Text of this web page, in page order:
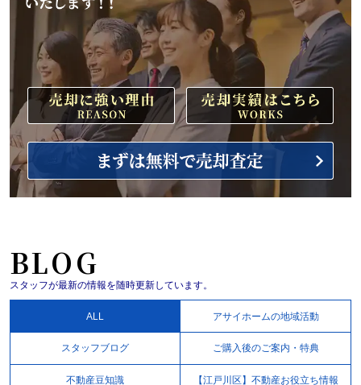
BLOG
スタッフが最新の情報を随時更新しています。
ALL アサイホームの地域活動
スタッフブログ ご購入後のご案内・特典
不動産豆知識 【江戸川区】不動産お役立ち情報